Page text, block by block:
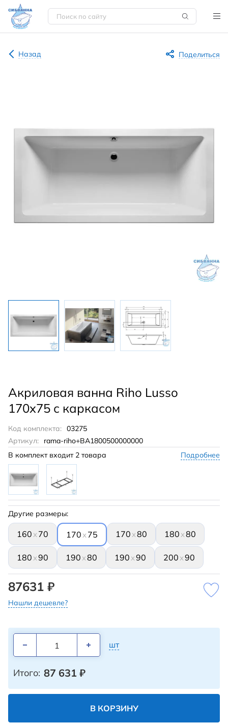
Назад Поделиться
Акриловая ванна Riho Lusso
170x75 с каркасом
Код комплекта: 03275
Артикул:
rama-riho+BA1800500000000
В комплект входит 2 товара Подробнее
Другие размеры:
160 x 70 170 x 75 170 x80 180 x80
180 x90 190 x80 190 x90 200 x90
87631 ₽
Нашли дешевле?
шт
Итого: 87 631 ₽
В КОРЗИНУ